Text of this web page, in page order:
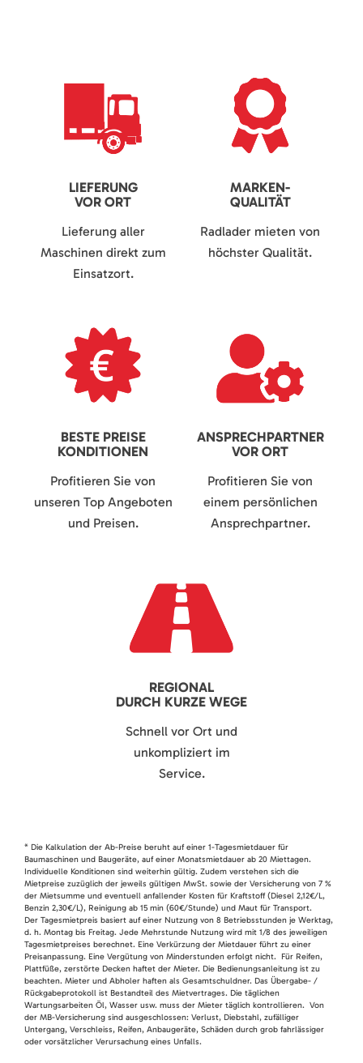
LIEFERUNG
VOR ORT
Lieferung aller
Maschinen direkt zum
Einsatzort.
MARKEN-
QUALITÄT
Radlader mieten von
höchster Qualität.
BESTE PREISE
KONDITIONEN
Profitieren Sie von
unseren Top Angeboten
und Preisen.
ANSPRECHPARTNER
VOR ORT
Profitieren Sie von
einem persönlichen
Ansprechpartner.
REGIONAL
DURCH KURZE WEGE
Schnell vor Ort und
unkompliziert im
Service.
* Die Kalkulation der Ab-Preise beruht auf einer 1-Tagesmietdauer für
Baumaschinen und Baugeräte, auf einer Monatsmietdauer ab 20 Miettagen.
Individuelle Konditionen sind weiterhin gültig. Zudem verstehen sich die
Mietpreise zuzüglich der jeweils gültigen MwSt. sowie der Versicherung von 7 %
der Mietsumme und eventuell anfallender Kosten für Kraftstoff (Diesel 2,12€/L,
Benzin 2,30€/L), Reinigung ab 15 min (60€/Stunde) und Maut für Transport.
Der Tagesmietpreis basiert auf einer Nutzung von 8 Betriebsstunden je Werktag,
d. h. Montag bis Freitag. Jede Mehrstunde Nutzung wird mit 1/8 des jeweiligen
Tagesmietpreises berechnet. Eine Verkürzung der Mietdauer führt zu einer
Preisanpassung. Eine Vergütung von Minderstunden erfolgt nicht. Für Reifen,
Plattfüße, zerstörte Decken haftet der Mieter. Die Bedienungsanleitung ist zu
beachten. Mieter und Abholer haften als Gesamtschuldner. Das Übergabe- /
Rückgabeprotokoll ist Bestandteil des Mietvertrages. Die täglichen
Wartungsarbeiten Öl, Wasser usw. muss der Mieter täglich kontrollieren. Von
der MB-Versicherung sind ausgeschlossen: Verlust, Diebstahl, zufälliger
Untergang, Verschleiss, Reifen, Anbaugeräte, Schäden durch grob fahrlässiger
oder vorsätzlicher Verursachung eines Unfalls.